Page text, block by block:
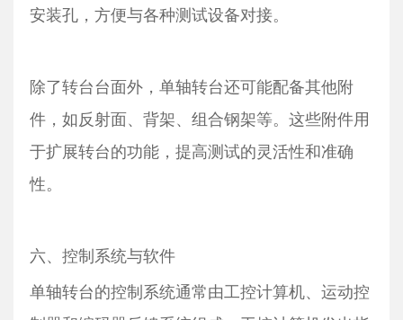
安装孔，方便与各种测试设备对接。
除了转台台面外，单轴转台还可能配备其他附
件，如反射面、背架、组合钢架等。这些附件用
于扩展转台的功能，提高测试的灵活性和准确
性。
六、控制系统与软件
单轴转台的控制系统通常由工控计算机、运动控